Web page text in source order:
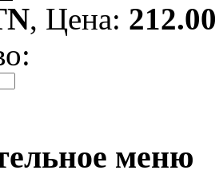
, Цена:
меню